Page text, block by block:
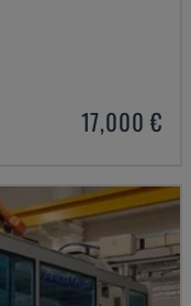
17,000 €